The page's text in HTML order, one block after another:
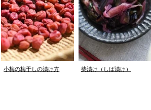
小梅の梅干しの漬け方 柴漬け（しば漬け）